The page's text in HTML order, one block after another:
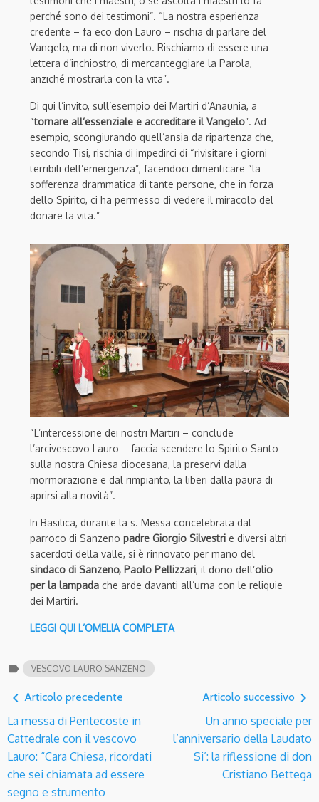
perché sono dei testimoni”. “La nostra esperienza
credente – fa eco don Lauro – rischia di parlare del
Vangelo, ma di non viverlo. Rischiamo di essere una
lettera d’inchiostro, di mercanteggiare la Parola,
anziché mostrarla con la vita”.
Di qui l’invito, sull’esempio dei Martiri d’Anaunia, a
“tornare all’essenziale e accreditare il Vangelo”. Ad
esempio, scongiurando quell’ansia da ripartenza che,
secondo Tisi, rischia di impedirci di “rivisitare i giorni
terribili dell’emergenza”, facendoci dimenticare “la
sofferenza drammatica di tante persone, che in forza
dello Spirito, ci ha permesso di vedere il miracolo del
donare la vita.”
“L’intercessione dei nostri Martiri – conclude
l’arcivescovo Lauro – faccia scendere lo Spirito Santo
sulla nostra Chiesa diocesana, la preservi dalla
mormorazione e dal rimpianto, la liberi dalla paura di
aprirsi alla novità”.
In Basilica, durante la s. Messa concelebrata dal
parroco di Sanzeno padre Giorgio Silvestri e diversi altri
sacerdoti della valle, si è rinnovato per mano del
sindaco di Sanzeno, Paolo Pellizzari, il dono dell’olio
per la lampada che arde davanti all’urna con le reliquie
dei Martiri.
LEGGI QUI L’OMELIA COMPLETA
label VESCOVO LAURO SANZENO
navigate_before Articolo precedente
La messa di Pentecoste in
Cattedrale con il vescovo
Lauro: “Cara Chiesa, ricordati
che sei chiamata ad essere
segno e strumento
Articolo successivo navigate_next
Un anno speciale per
l’anniversario della Laudato
Si’: la riflessione di don
Cristiano Bettega